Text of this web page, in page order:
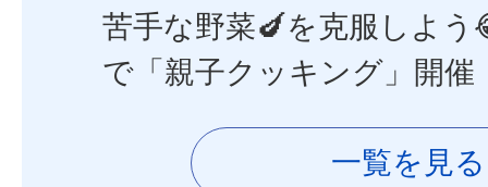
苦手な野菜🍆を克服しよ
で「親子クッキング」開催
一覧を見る